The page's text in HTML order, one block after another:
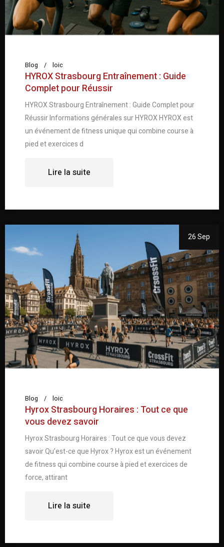
Blog loic
HYROX Strasbourg Entraînement : Guide
Complet pour Réussir
HYROX Strasbourg Entraînement : Guide Complet pour
Réussir Informations générales sur HYROX HYROX est
un événement de fitness unique qui combine course à
pied et exercices d
Lire la suite
26 Sep
Blog loic
Hyrox Strasbourg Horaires : Tout ce que
vous devez savoir
Hyrox Strasbourg Horaires : Tout ce que vous devez
savoir Qu’est-ce que Hyrox ? Hyrox est un événement
de fitness qui combine course à pied et exercices de
force, attirant
Lire la suite